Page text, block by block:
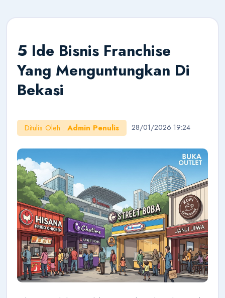
5 Ide Bisnis Franchise
Yang Menguntungkan Di
Bekasi
Ditulis Oleh : Admin Penulis 28/01/2026 19:24
AI Konsultan
Halo!
Saya AI Konsultan BukaOutlet. Siap membantu
seputar kemitraan, bisnis, dan outlet.
Cara Jadi Mitra
Lihat Outlet
Cek Budget
Belajar Bisnis